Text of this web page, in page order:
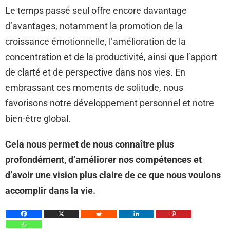
Le temps passé seul offre encore davantage
d’avantages, notamment la promotion de la
croissance émotionnelle, l’amélioration de la
concentration et de la productivité, ainsi que l’apport
de clarté et de perspective dans nos vies. En
embrassant ces moments de solitude, nous
favorisons notre développement personnel et notre
bien-être global.
Cela nous permet de nous connaître plus
profondément, d’améliorer nos compétences et
d’avoir une vision plus claire de ce que nous voulons
accomplir dans la vie.